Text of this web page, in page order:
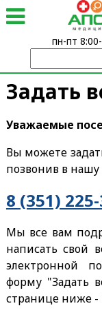
Задать
Уважаемые
Вы можете
позвонив в
8 (351)
Мы все вам
написать свой
электронной
форму "Задать
странице ниже -
пн-пт